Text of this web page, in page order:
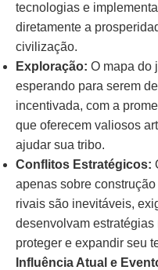
tecnologias e
diretamente a
civilização.
Exploração: O mapa do
esperando para serem
incentivada, com a
que oferecem valiosos
ajudar sua tribo.
Conflitos Estratégicos:
apenas sobre
rivais são inevitáveis,
desenvolvam
proteger e expandir seu
Influência Atual e